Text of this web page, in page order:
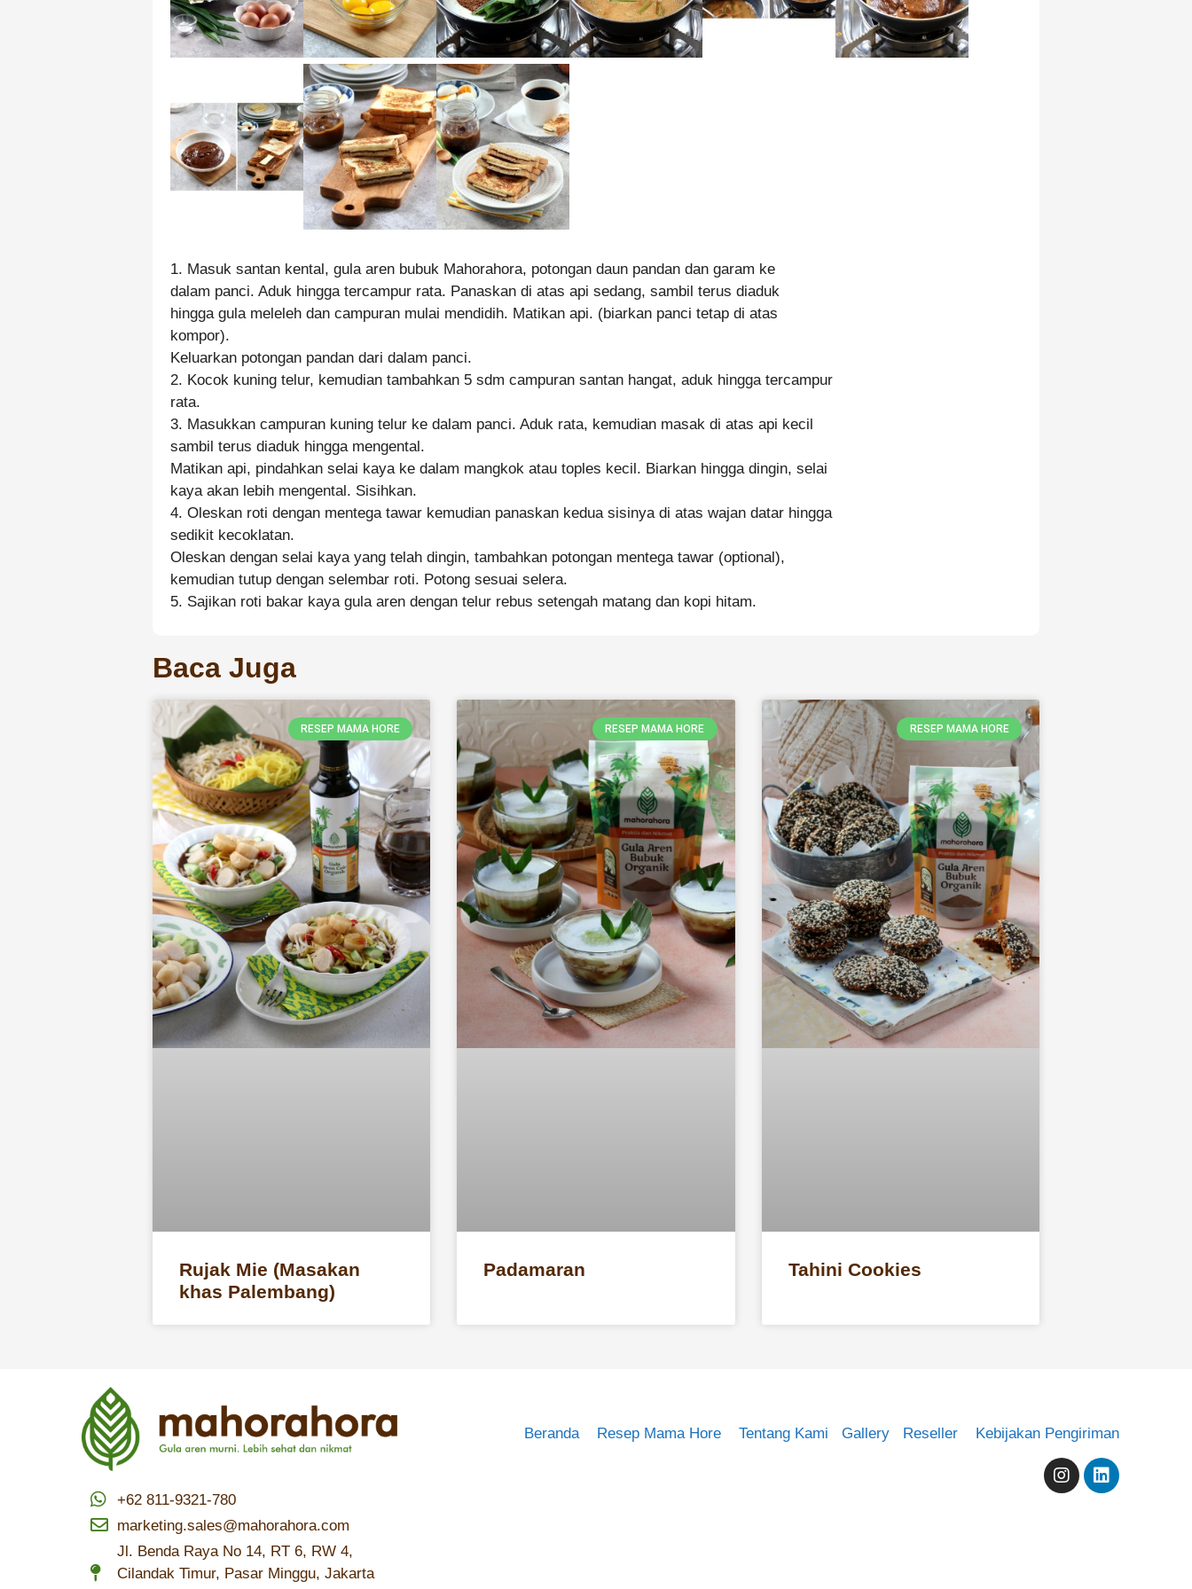
1. Masuk santan kental, gula aren bubuk Mahorahora, potongan daun pandan dan garam ke
dalam panci. Aduk hingga tercampur rata. Panaskan di atas api sedang, sambil terus diaduk
hingga gula meleleh dan campuran mulai mendidih. Matikan api. (biarkan panci tetap di atas
kompor).
Keluarkan potongan pandan dari dalam panci.
2. Kocok kuning telur, kemudian tambahkan 5 sdm campuran santan hangat, aduk hingga tercampur
rata.
3. Masukkan campuran kuning telur ke dalam panci. Aduk rata, kemudian masak di atas api kecil
sambil terus diaduk hingga mengental.
Matikan api, pindahkan selai kaya ke dalam mangkok atau toples kecil. Biarkan hingga dingin, selai
kaya akan lebih mengental. Sisihkan.
4. Oleskan roti dengan mentega tawar kemudian panaskan kedua sisinya di atas wajan datar hingga
sedikit kecoklatan.
Oleskan dengan selai kaya yang telah dingin, tambahkan potongan mentega tawar (optional),
kemudian tutup dengan selembar roti. Potong sesuai selera.
5. Sajikan roti bakar kaya gula aren dengan telur rebus setengah matang dan kopi hitam.
Baca Juga
RESEP MAMA HORE
Rujak Mie (Masakan
khas Palembang)
RESEP MAMA HORE
Padamaran
RESEP MAMA HORE
Tahini Cookies
+62 811-9321-780
marketing.sales@mahorahora.com
Jl. Benda Raya No 14, RT 6, RW 4,
Cilandak Timur, Pasar Minggu, Jakarta
Beranda Resep Mama Hore Tentang Kami Gallery Reseller Kebijakan Pengiriman